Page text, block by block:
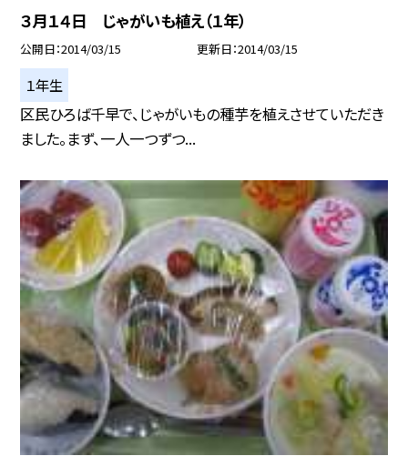
３月１４日 じゃがいも植え（１年）
公開日 2014/03/15 更新日 2014/03/15
１年生
区民ひろば千早で、じゃがいもの種芋を植えさせていただき
ました。まず、一人一つずつ...